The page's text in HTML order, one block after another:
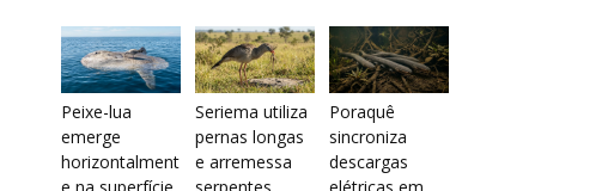
Peixe-lua
emerge
horizontalment
Seriema utiliza
pernas longas
e arremessa
Poraquê
sincroniza
descargas